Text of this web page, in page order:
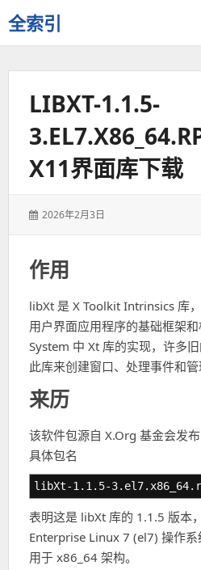
全索引
一
些
LIBXT-1.1.5-
X11界面库下载
发
2026年2月3日
作用
libXt 是 X Toolkit Intrinsics 库
用户界面应用程序的基础框架
System 中 Xt 库的实现，许多
此库来创建窗口、处理事件和管
来历
该软件包源自 X.Org 基金会发
具体包名
libXt-1.1.5-
表明这是 libXt 库的 1.1.5 版本
Enterprise Linux 7 (el7) 操作
用于 x86_64 架构。